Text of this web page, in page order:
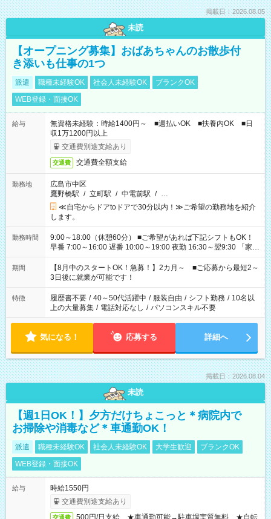
掲載日：2026.08.05
未読
【オープニング募集】おばあちゃんのお散歩付
き添いも仕事の1つ
派遣 職種未経験OK 社会人未経験OK
ブランクOK
WEB登録・面接OK
給与
無資格未経験：時給1400円～ ■週払いOK ■扶養内OK ■日
収1万1200円以上
交通費別途支給あり
交通費 交通費全額支給
勤務地
広島市中区
鷹野橋駅 / 立町駅 / 中電前駅 / …
≪自宅からドアtoドアで30分以内！≫ご希望の勤務地を紹介
します。
勤務時間
9:00～18:00（休憩60分） ■ご希望があれば下記シフトもOK！
早番 7:00～16:00 遅番 10:00～19:00 夜勤 16:30～翌9:30 「家族
と休みを合わせたい」 「余裕を持って夕飯の準備がしたい」
「できれば残業はしたくない」 など、ご希望を教えてください
ね。 ※Wワーク希望の方へ 今ご覧のお仕事で希望する勤務時間
と、もう1つのお仕事の勤務時間。 合計で週40時間を超える場
合は応募できません。
期間
【8月中のスタートOK！急募！】2カ月～ ■ご応募から最短2～
3日後に就業が可能です！
特徴 履歴書不要 / 40～50代活躍中 / 服装自由 / シフト勤務 / 10名以
上の大量募集 / 電話対応なし / パソコンスキル不要
気になる！ 応募する 詳細へ
掲載日：2026.08.04
未読
【週1日OK！】夕方だけちょこっと＊病院内で
お掃除や消毒など＊車通勤OK！
派遣 職種未経験OK 社会人未経験OK 大学生歓迎
ブランクOK
WEB登録・面接OK
給与
時給1550円
交通費別途支給あり
交通費 500円/日支給 ★車通勤可能→駐車場実質無料 ★自転